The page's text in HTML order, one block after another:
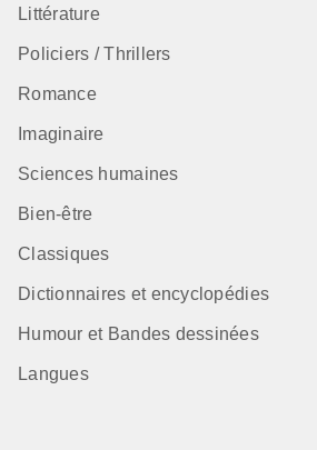
Littérature
Policiers / Thrillers
Romance
Imaginaire
Sciences humaines
Bien-être
Classiques
Dictionnaires et encyclopédies
Humour et Bandes dessinées
Langues